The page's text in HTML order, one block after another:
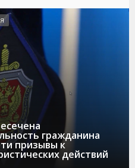
гражданина
призывы к
действий